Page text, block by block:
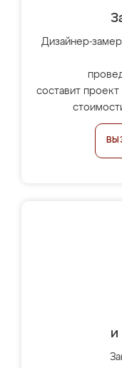
Дизайнер-
составит
и